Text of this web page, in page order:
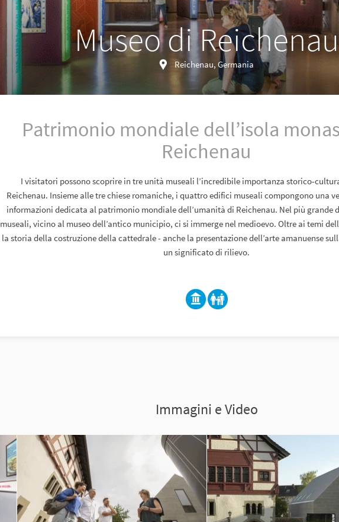
Museo di Reichenau
Reichenau, Germania
Patrimonio mondiale dell’isola
Reichenau
I visitatori possono scoprire in tre unità museali l’incredibile importanza storico-
Reichenau. Insieme alle tre chiese romaniche, i quattro edifici museali compongono una
informazioni dedicata al patrimonio mondiale dell’umanità di Reichenau. Nel più grande
museali, vicino al museo dell’antico municipio, ci si immerge nel medioevo. Oltre ai temi
la storia della costruzione della cattedrale - anche la presentazione dell’arte amanuense
un significato di rilievo.
Immagini e Video